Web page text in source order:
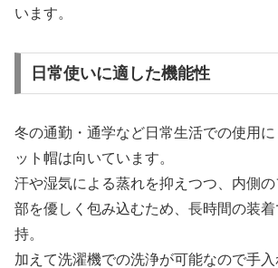
います。
日常使いに適した機能性
冬の通勤・通学など日常生活での使用
ット帽は向いています。
汗や湿気による蒸れを抑えつつ、内側
部を優しく包み込むため、長時間の装
持。
加えて洗濯機での洗浄が可能なので手入